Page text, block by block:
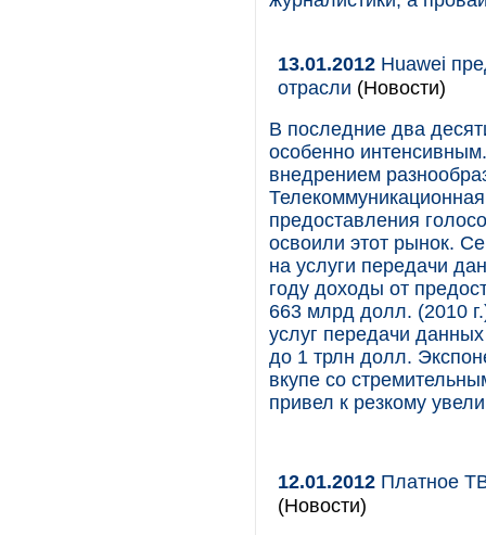
13.01.2012 Huawei
отрасли (Новости)
В последние два
особенно
внедрением
предоставления
освоили этот рынок.
на услуги передачи
году доходы от
663 млрд долл. (2010
услуг передачи
до 1 трлн долл.
вкупе со
привел к резкому
12.01.2012 Платное
(Новости)